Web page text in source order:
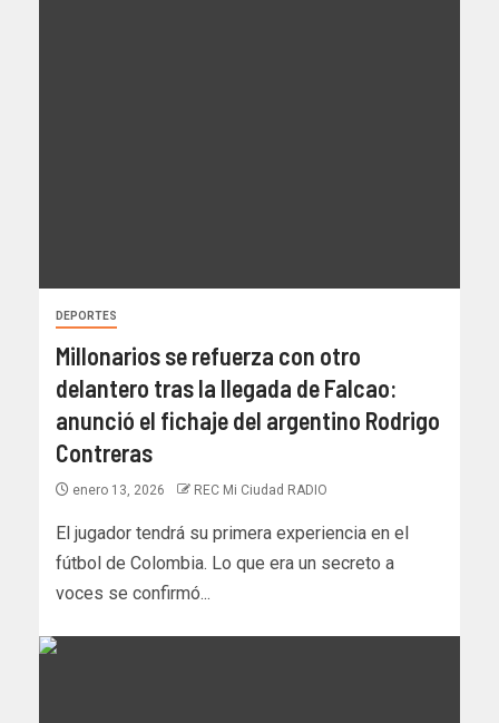
DEPORTES
Millonarios se refuerza con otro
delantero tras la llegada de Falcao:
anunció el fichaje del argentino Rodrigo
Contreras
enero 13, 2026 REC Mi Ciudad RADIO
El jugador tendrá su primera experiencia en el
fútbol de Colombia. Lo que era un secreto a
voces se confirmó...